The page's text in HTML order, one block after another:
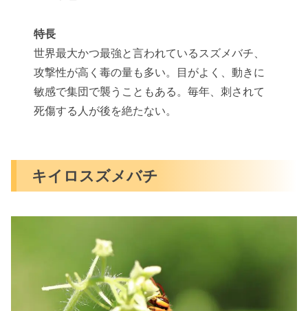
特長
世界最大かつ最強と言われているスズメバチ、
攻撃性が高く毒の量も多い。目がよく、動きに
敏感で集団で襲うこともある。毎年、刺されて
死傷する人が後を絶たない。
キイロスズメバチ